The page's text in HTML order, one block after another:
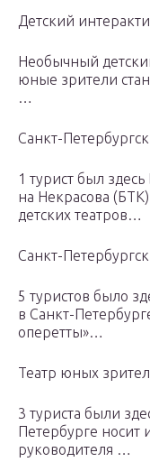
Детский
Необычный
юные зрители
…
Санкт-
1 турист был
на Некрасова
детских театров…
Санкт-
5 туристов было
в Санкт-
оперетты»…
Театр юных
3 туристa были
Петербурге носит
руководителя …